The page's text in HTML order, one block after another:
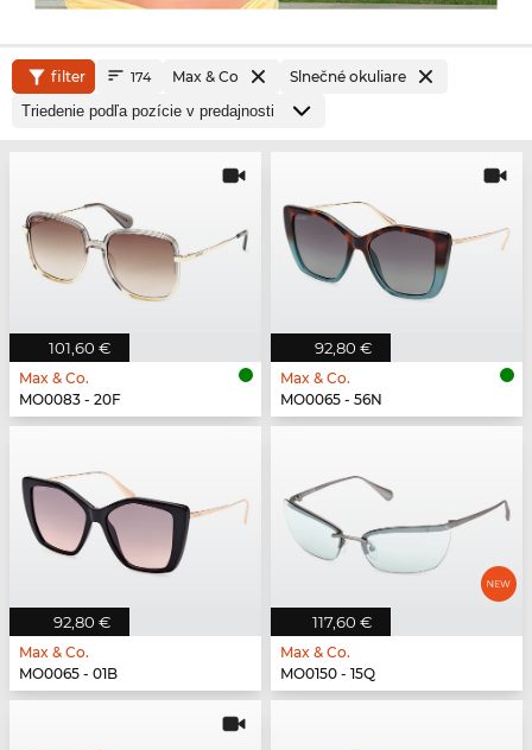
filter 174 Max & Co Slnečné okuliare
101,60 €
Max & Co.
MO0083 - 20F
92,80 €
Max & Co.
MO0065 - 56N
92,80 €
Max & Co.
MO0065 - 01B
117,60 €
Max & Co.
MO0150 - 15Q